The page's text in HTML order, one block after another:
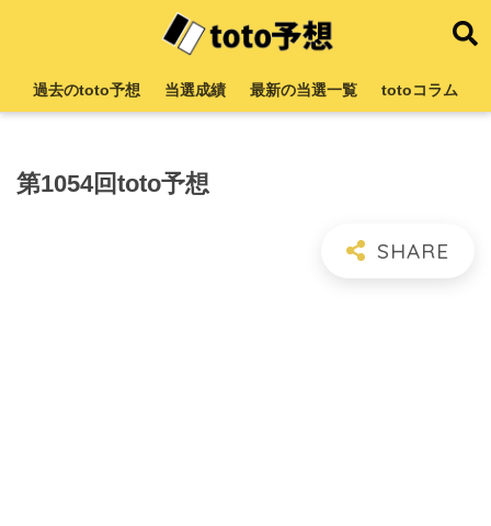
過去のtoto予想 当選成績 最新の当選一覧 totoコラム
第1054回toto予想